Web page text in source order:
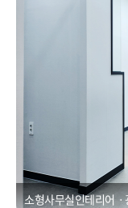
소형사무실인테리어